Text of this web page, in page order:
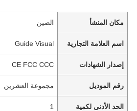
مكان المنشأ الصين
اسم العلامة التجارية Guide Visual
إصدار الشهادات CE FCC CCC
رقم الموديل مجموعة العشرين
الحد الأدنى لكمية 1